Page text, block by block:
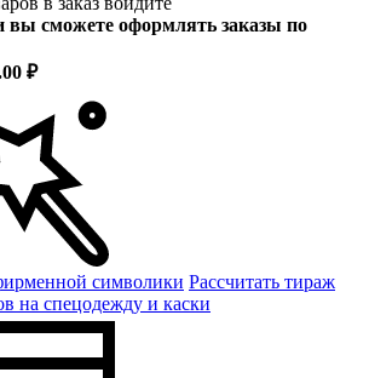
вы сможете оформлять заказы по
₽
символики Рассчитать тираж
на спецодежду и каски